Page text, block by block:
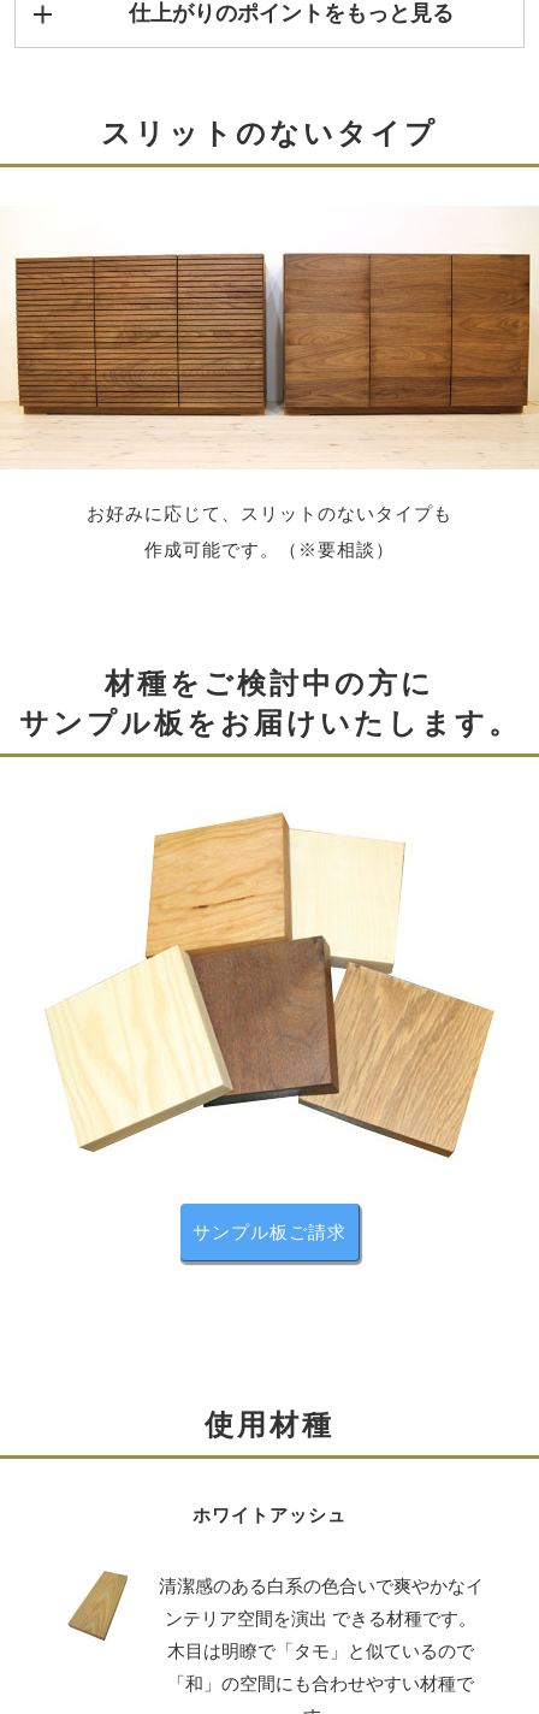
仕上がりのポイントをもっと見る
スリットデザイン
風雅シリーズには、同じ高さでスリットが加工されてい
を演出できます。
シンプルでモダン、「和」とも「洋」ともとれる独特の
雰囲気をお楽しみください。
無垢材を用いた天板と前板
天板と前板には無垢材を使用しています。
スリットのないタイプ
お好みに応じて、スリットのないタイプも
作成可能です。（※要相談）
材種をご検討中の方に
サンプル板をお届けいたします。
サンプル板ご請求
使用材種
ホワイトアッシュ
清潔感のある白系の色合いで爽やかなイ
ンテリア空間を演出 できる材種です。
木目は明瞭で「タモ」と似ているので
「和」の空間にも合わせやすい材種で